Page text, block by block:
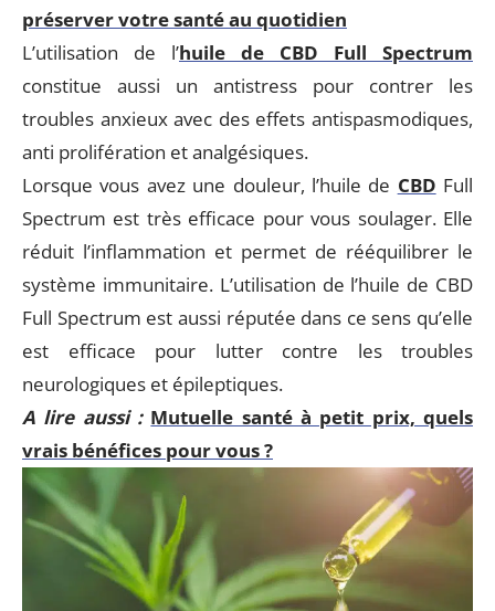
préserver votre santé au quotidien
L’utilisation de l’huile de CBD Full Spectrum
constitue aussi un antistress pour contrer les
troubles anxieux avec des effets antispasmodiques,
anti prolifération et analgésiques.
Lorsque vous avez une douleur, l’huile de CBD Full
Spectrum est très efficace pour vous soulager. Elle
réduit l’inflammation et permet de rééquilibrer le
système immunitaire. L’utilisation de l’huile de CBD
Full Spectrum est aussi réputée dans ce sens qu’elle
est efficace pour lutter contre les troubles
neurologiques et épileptiques.
A lire aussi : Mutuelle santé à petit prix, quels
vrais bénéfices pour vous ?